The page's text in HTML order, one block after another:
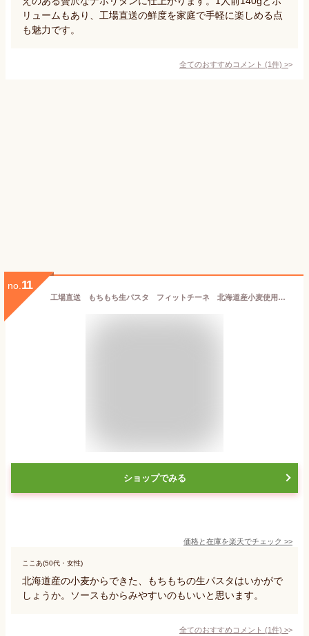
リュームもあり、工場直送の鮮度を家庭で手軽に楽しめる点
も魅力です。
全てのおすすめコメント (1件) >
no. 11
工場直送 もちもち生パスタ フィットチーネ 北海道産小麦使用 お試し 一人前140g 6食入り
ショップでみる
価格と在庫を楽天でチェック >>
ここあ(50代・女性)
北海道産の小麦からできた、もちもちの生パスタはいかがで
しょうか。ソースもからみやすいのもいいと思います。
全てのおすすめコメント (1件) >